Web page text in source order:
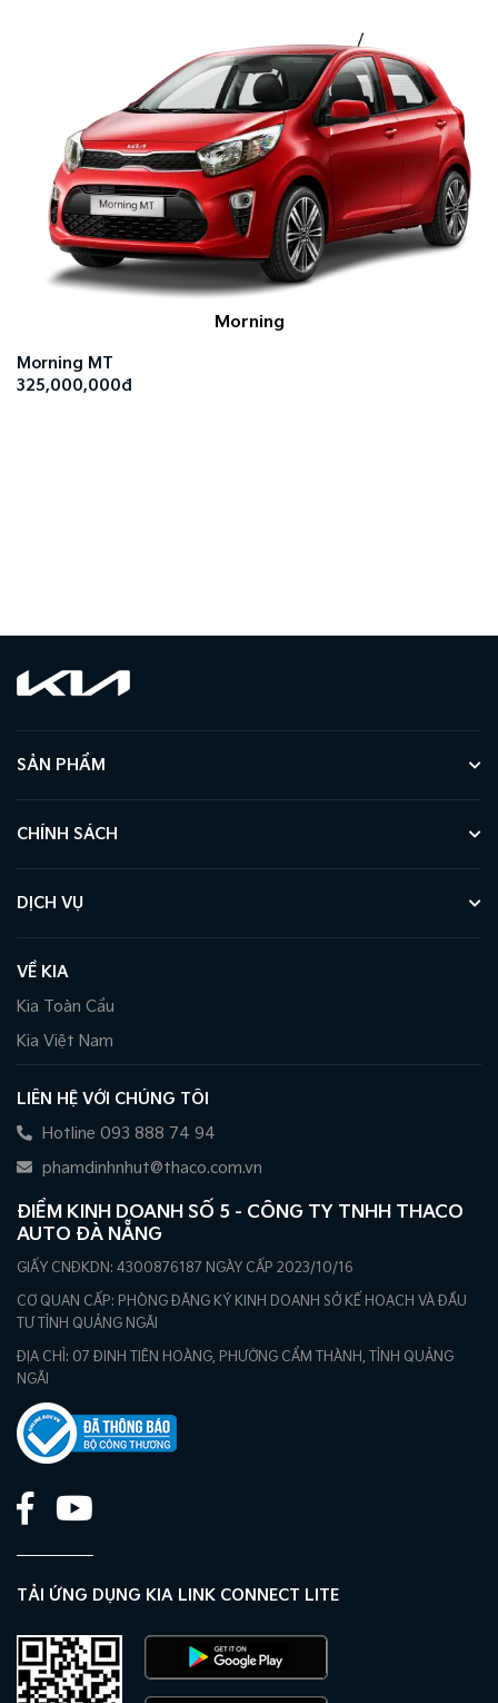
Morning
Morning MT
325,000,000đ
SẢN PHẨM
CHÍNH SÁCH
DỊCH VỤ
VỀ KIA
Kia Toàn Cầu
Kia Việt Nam
LIÊN HỆ VỚI CHÚNG TÔI
Hotline 093 888 74 94
phamdinhnhut@thaco.com.vn
ĐIỂM KINH DOANH SỐ 5 - CÔNG TY TNHH THACO
AUTO ĐÀ NẴNG
GIẤY CNĐKDN: 4300876187 NGÀY CẤP 2023/10/16
CƠ QUAN CẤP: PHÒNG ĐĂNG KÝ KINH DOANH SỞ KẾ HOẠCH VÀ ĐẦU
TƯ TỈNH QUẢNG NGÃI
ĐỊA CHỈ: 07 ĐINH TIÊN HOÀNG, PHƯỜNG CẨM THÀNH, TỈNH QUẢNG
NGÃI
TẢI ỨNG DỤNG KIA LINK CONNECT LITE